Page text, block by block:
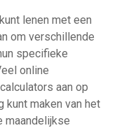
lenen met een
om verschillende
specifieke
online
aan op
kunt maken van het
maandelijkse